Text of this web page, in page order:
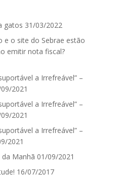
gatos 31/03/2022
e o site do Sebrae estão
emitir nota fiscal?
a Irrefreável” –
2021
a Irrefreável” –
2021
a Irrefreável” –
2021
Manhã 01/09/2021
16/07/2017